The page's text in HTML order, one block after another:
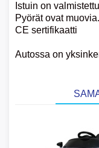
Istuin on
Pyörät ovat muovia.
CE sertifikaatti
Autossa on